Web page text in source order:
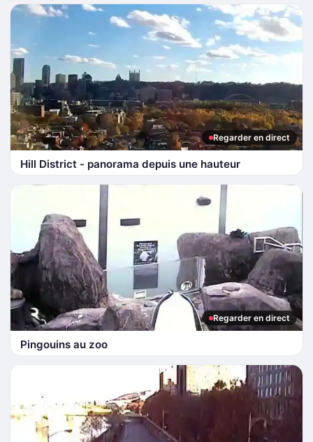
Regarder en direct
Hill District - panorama depuis une hauteur
Regarder en direct
Pingouins au zoo